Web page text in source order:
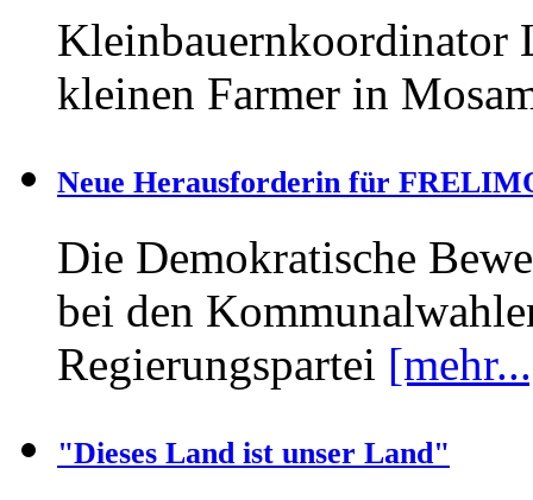
Kleinbauernkoordinator
kleinen Farmer in
Neue Herausforderin für
Die Demokratische
bei den
Regierungspartei
"Dieses Land ist unser Land"